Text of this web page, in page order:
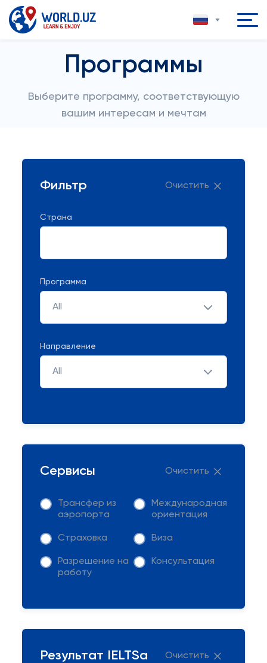
Программы
Выберите программу, соответствующую
вашим интересам и мечтам
Фильтр Очистить
Страна
Программа
All
Направление
All
Сервисы Очистить
Трансфер из
аэропорта
Международная
ориентация
Страховка Виза
Разрешение на
работу
Консультация
Результат IELTSа Очистить